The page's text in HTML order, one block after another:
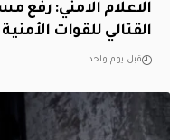
الاعلام الامني: رفع
القتالي للقوات
قبل يوم واحد